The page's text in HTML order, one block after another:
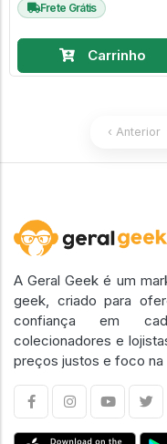
Frete Grátis
Carrinho
‹ Anterior
A Geral Geek é um
geek, criado para
confiança em
colecionadores e
preços justos e foco